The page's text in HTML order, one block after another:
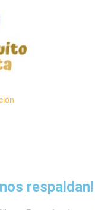
respaldan!